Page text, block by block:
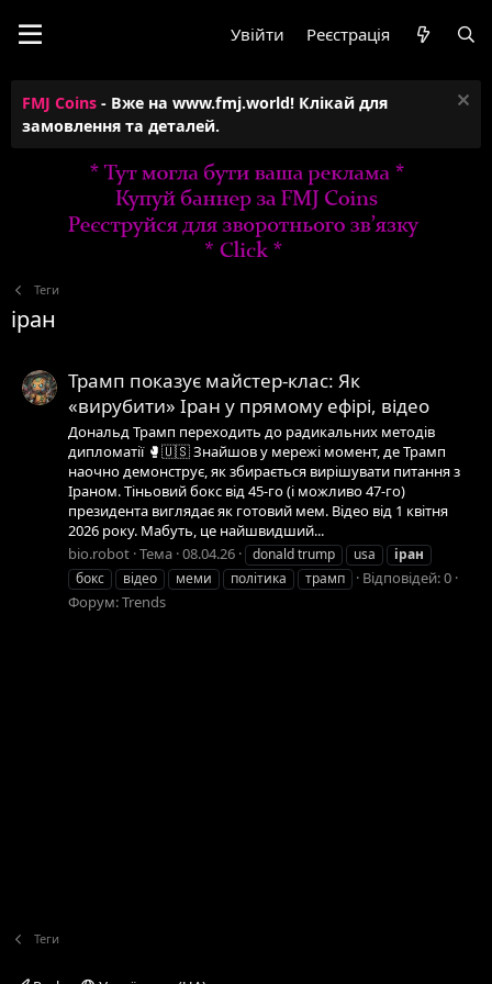
Увійти Реєстрація
FMJ Coins - Вже на www.fmj.world! Клікай для
замовлення та деталей.
Теги
іран
Трамп показує майстер-клас: Як
«вирубити» Іран у прямому ефірі, відео
Дональд Трамп переходить до радикальних методів
дипломатії 🥊🇺🇸 Знайшов у мережі момент, де Трамп
наочно демонструє, як збирається вирішувати питання з
Іраном. Тіньовий бокс від 45-го (і можливо 47-го)
президента виглядає як готовий мем. Відео від 1 квітня
2026 року. Мабуть, це найшвидший...
bio.robot Тема 08.04.26 donald trump usa
іран
бокс
відео меми політика трамп
Відповідей: 0
Форум:Trends
Теги